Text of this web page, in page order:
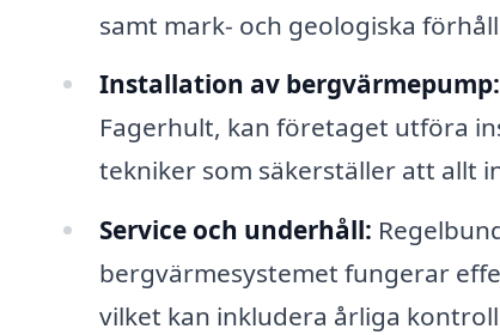
samt mark- och geologiska
Installation av bergvärmepump:
Fagerhult, kan företaget utföra
tekniker som säkerställer att allt
Service och underhåll:
bergvärmesystemet fungerar
vilket kan inkludera årliga